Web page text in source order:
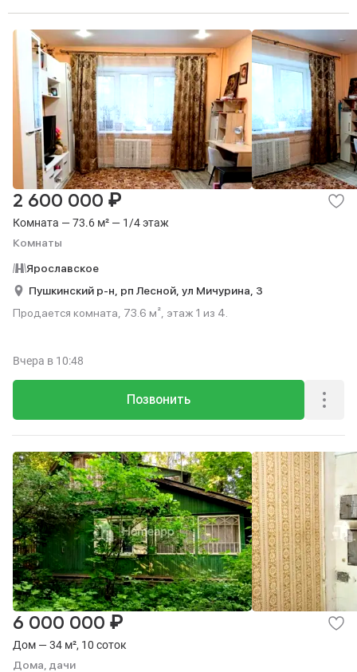
Комната — 73.6 м² — 1/4 этаж
Комнаты
2 600 000 ₽
Ярославское
Пушкинский р-н, рп Лесной, ул Мичурина, 3
Продается комната, 73.6 м², этаж 1 из 4.
Позвонить
Вчера в 10:48
Дом — 34 м², 10 соток
Дома, дачи
6 000 000 ₽